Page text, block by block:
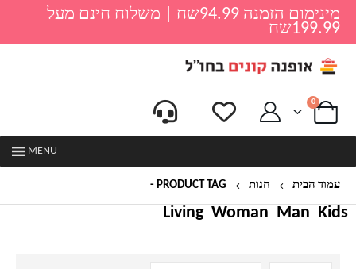
מינימום הזמנה 94.99שח | משלוח חינם מעל
199.99שח
0
MENU
עמוד הבית חנות PRODUCT TAG -
Kids
Man
Woman
Living